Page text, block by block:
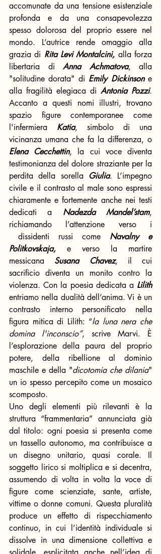
accomunate da una tensione esistenziale
profonda e da una consapevolezza
spesso dolorosa del proprio essere nel
mondo. L’autrice rende omaggio alla
grazia di Rita Levi Montalcini, alla forza
libertaria di Anna Achmatova, alla
"solitudine dorata" di Emily Dickinson e
alla fragilità elegiaca di Antonia Pozzi.
Accanto a questi nomi illustri, trovano
spazio figure contemporanee come
l'infermiera Katia, simbolo di una
Elena Cecchettin, la cui voce diventa
testimonianza del dolore straziante per la
perdita della sorella Giulia. L’impegno
civile e il contrasto al male sono espressi
chiaramente e fortemente anche nei testi
dedicati a Nadezda Mandel’stam,
richiamando l’attenzione verso i
dissidenti russi come Navalny e
Politkovskaja, e verso la martire
messicana Susana Chavez, il cui
sacrificio diventa un monito contro la
violenza. Con la poesia dedicata a
Lilith
entriamo nella dualità dell’anima. Vi è un
contrasto interno personificato nella
figura mitica di Lilith: “la luna nera che
domina l'inconscio”, scrive Marvi. È
l’esplorazione della paura del proprio
potere, della ribellione al dominio
maschile e della "dicotomia che dilania"
un io spesso percepito come un mosaico
scomposto.
Uno degli elementi più rilevanti è la
struttura “frammentaria” annunciata già
dal titolo: ogni poesia si presenta come
un tassello autonomo, ma contribuisce a
un disegno unitario, quasi corale. Il
soggetto lirico si moltiplica e si decentra,
assumendo di volta in volta la voce di
figure come scienziate, sante, artiste,
vittime o donne comuni. Questa pluralità
produce un effetto di rispecchiamento
continuo, in cui l’identità individuale si
dissolve in una dimensione collettiva e